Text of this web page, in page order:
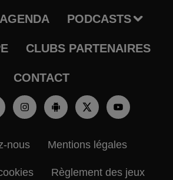
AGENDA PODCASTS
CLUBS PARTENAIRES
CONTACT
nous Mentions légales
Règlement des jeux